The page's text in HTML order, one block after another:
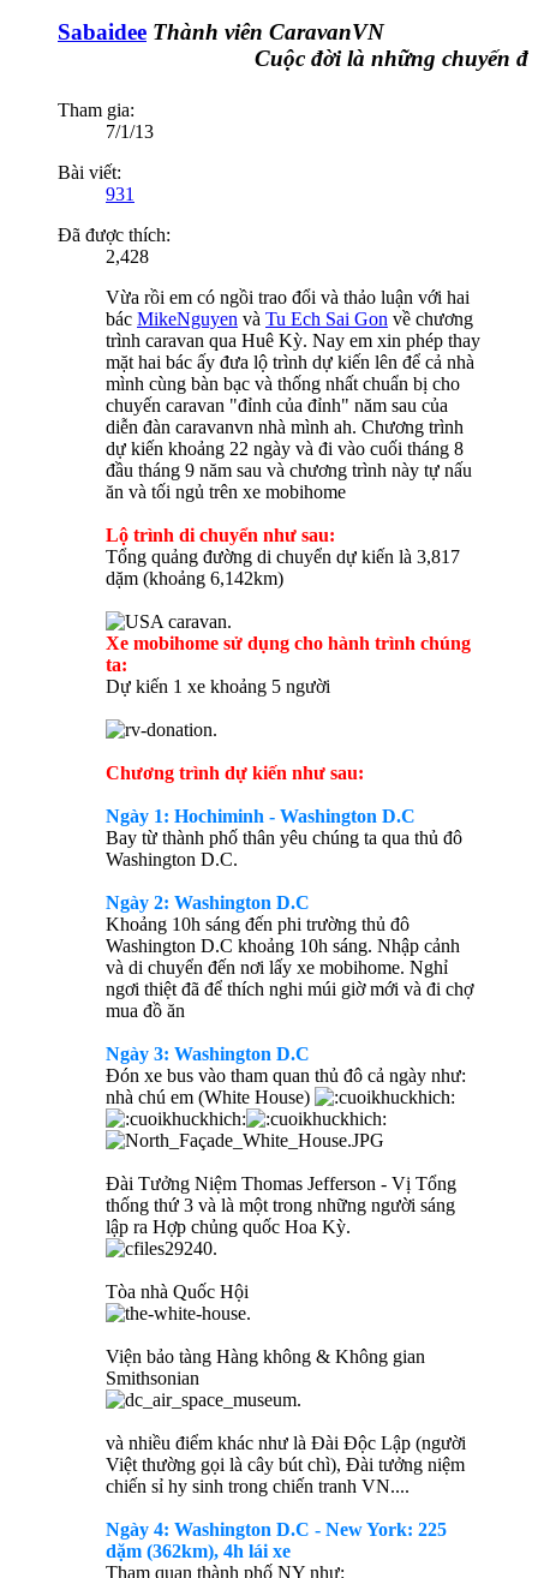
Sabaidee Thành viên CaravanVN
Cuộc đời là những chuyến đi
Tham gia:
7/1/13
Bài viết:
931
Đã được thích:
2,428
Vừa rồi em có ngồi trao đổi và thảo luận với hai
bác MikeNguyen và Tu Ech Sai Gon về chương
trình caravan qua Huê Kỳ. Nay em xin phép thay
mặt hai bác ấy đưa lộ trình dự kiến lên để cả nhà
mình cùng bàn bạc và thống nhất chuẩn bị cho
chuyến caravan "đỉnh của đỉnh" năm sau của
diễn đàn caravanvn nhà mình ah. Chương trình
dự kiến khoảng 22 ngày và đi vào cuối tháng 8
đầu tháng 9 năm sau và chương trình này tự nấu
ăn và tối ngủ trên xe mobihome
Lộ trình di chuyển như sau:
Tổng quảng đường di chuyển dự kiến là 3,817
dặm (khoảng 6,142km)
Xe mobihome sử dụng cho hành trình chúng
ta:
Dự kiến 1 xe khoảng 5 người
Chương trình dự kiến như sau:
Ngày 1: Hochiminh - Washington D.C
Bay từ thành phố thân yêu chúng ta qua thủ đô
Washington D.C.
Ngày 2: Washington D.C
Khoảng 10h sáng đến phi trường thủ đô
Washington D.C khoảng 10h sáng. Nhập cảnh
và di chuyển đến nơi lấy xe mobihome. Nghỉ
ngơi thiệt đã để thích nghi múi giờ mới và đi chợ
mua đồ ăn
Ngày 3: Washington D.C
Đón xe bus vào tham quan thủ đô cả ngày như:
nhà chú em (White House)
Đài Tưởng Niệm Thomas Jefferson - Vị Tổng
thống thứ 3 và là một trong những người sáng
lập ra Hợp chủng quốc Hoa Kỳ.
Tòa nhà Quốc Hội
Viện bảo tàng Hàng không & Không gian
Smithsonian
và nhiều điểm khác như là Đài Độc Lập (người
Việt thường gọi là cây bút chì), Đài tưởng niệm
chiến sỉ hy sinh trong chiến tranh VN....
Ngày 4: Washington D.C - New York: 225
dặm (362km), 4h lái xe
Tham quan thành phố NY như: